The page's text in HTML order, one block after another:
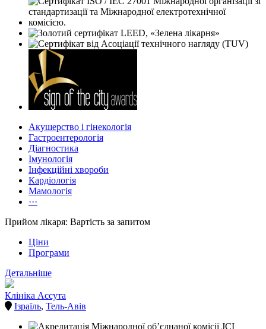
Акушерство і гінекологія
Гастроентерологія
Діагностика
Імунологія
Інфекційні хвороби
Кардіологія
Мамологія
···
Прийом лікаря: Вартість за запитом
Ціни
Програми
Детальніше
Клініка Ассута
Ізраїль, Тель-Авів